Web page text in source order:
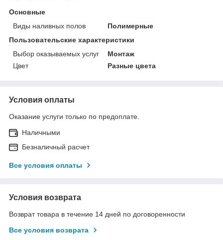
Основные
Виды наливных полов
Полимерные
Пользовательские характеристики
Выбор оказываемых услуг
Монтаж
Цвет
Разные цвета
Условия оплаты
Оказание услуги только по предоплате.
Наличными
Безналичный расчет
Все условия оплаты
Условия возврата
Возврат товара в течение 14 дней по договоренности
Все условия возврата